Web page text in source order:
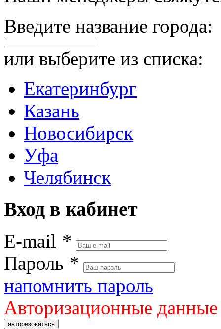
Введите название города:
или выберите из списка:
Екатеринбург
Казань
Новосибирск
Уфа
Челябинск
Вход в кабинет
E-mail *
Пароль *
напомнить пароль
Авторизационные
авторизоваться